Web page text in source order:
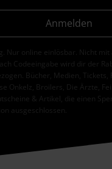
Anmelden
Nur online einlösbar. Nicht mit
Codeeingabe wird dir der
Bücher, Medien, Tickets,
Onkelz, Broilers, Die Ärzte,
& Artikel, die einen
ausgeschlossen.